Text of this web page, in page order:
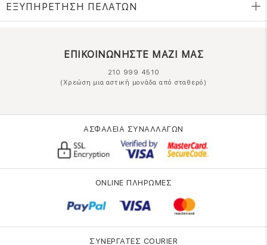
ΕΞΥΠΗΡΕΤΗΣΗ ΠΕΛΑΤΩΝ
ΕΠΙΚΟΙΝΩΝΗΣΤΕ ΜΑΖΙ ΜΑΣ
210 999 4510
(Χρεώση μια αστική μονάδα από σταθερό)
ΑΣΦΑΛΕΙΑ ΣΥΝΑΛΛΑΓΩΝ
ONLINE ΠΛΗΡΩΜΕΣ
ΣΥΝΕΡΓΑΤΕΣ COURIER